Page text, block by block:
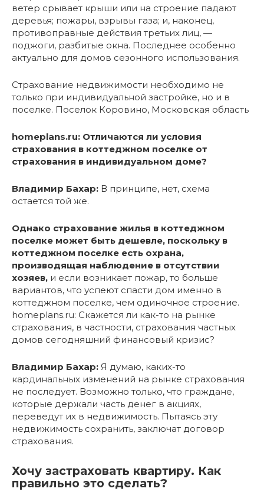
ветер срывает крыши или на строение падают
деревья; пожары, взрывы газа; и, наконец,
противоправные действия третьих лиц, —
поджоги, разбитые окна. Последнее особенно
актуально для домов сезонного использования.
Страхование недвижимости необходимо не
только при индивидуальной застройке, но и в
поселке. Поселок Коровино, Московская область
homeplans.ru: Отличаются ли условия
страхования в коттеджном поселке от
страхования в индивидуальном доме?
Владимир Бахар: В принципе, нет, схема
остается той же.
Однако страхование жилья в коттеджном
поселке может быть дешевле, поскольку в
коттеджном поселке есть охрана,
производящая наблюдение в отсутствии
хозяев, и если возникает пожар, то больше
вариантов, что успеют спасти дом именно в
коттеджном поселке, чем одиночное строение.
homeplans.ru: Скажется ли как-то на рынке
страхования, в частности, страхования частных
домов сегодняшний финансовый кризис?
Владимир Бахар: Я думаю, каких-то
кардинальных изменений на рынке страхования
не последует. Возможно только, что граждане,
которые держали часть денег в акциях,
переведут их в недвижимость. Пытаясь эту
недвижимость сохранить, заключат договор
страхования.
Хочу застраховать квартиру. Как
правильно это сделать?